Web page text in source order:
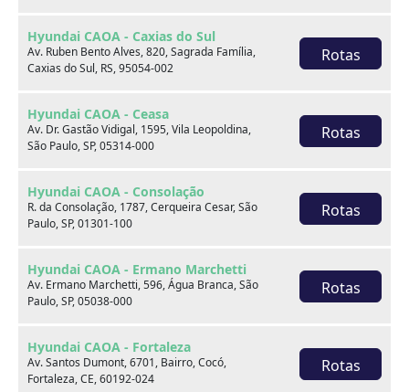
Hyundai CAOA - Caxias do Sul
Av. Ruben Bento Alves, 820, Sagrada Família,
Caxias do Sul, RS, 95054-002
Rotas
Hyundai CAOA - Ceasa
Av. Dr. Gastão Vidigal, 1595, Vila Leopoldina,
São Paulo, SP, 05314-000
Rotas
Hyundai CAOA - Consolação
R. da Consolação, 1787, Cerqueira Cesar, São
Paulo, SP, 01301-100
Rotas
Hyundai CAOA - Ermano Marchetti
Av. Ermano Marchetti, 596, Água Branca, São
Paulo, SP, 05038-000
Rotas
Hyundai CAOA - Fortaleza
Av. Santos Dumont, 6701, Bairro, Cocó,
Fortaleza, CE, 60192-024
Rotas
CAOA Changan | A21 - Tatuapé
CAOA Changan | A21 - Tatuapé
Rua Serra do Japi, 1275 Tatuapé, São Paulo, SP, 03309-
001